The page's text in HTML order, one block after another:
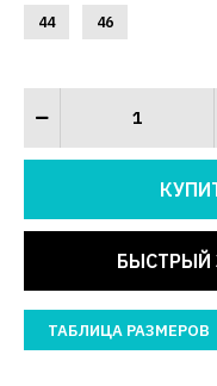
44 46
БЫСТРЫЙ
ТАБЛИЦА РАЗМЕРОВ